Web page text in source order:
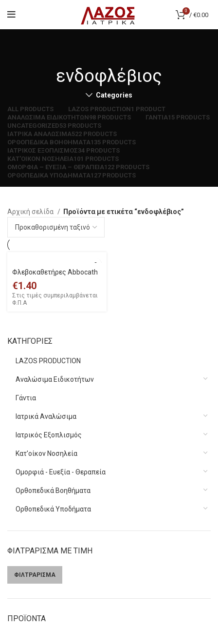
0
/ €0.00
ενδοφλέβιος
Categories
ALL PRODUCTS LAZOS PRODUCTION1 PRODUCT
ΑΝΑΛΩΣΙΜΑ ΕΙΔΙΚΟΤΗΤΩΝ98 PRODUCTS ΓΑΝΤΙΑ15 PRODUCTS
UNCATEGORIZED53 PRODUCTS
ΙΑΤΡΙΚΑ ΑΝΑΛΩΣΙΜΑ522 PRODUCTS
ΟΡΘΟΠΕΔΙΚΑ ΒΟΗΘΗΜΑΤΑ135 PRODUCTS
ΙΑΤΡΙΚΟΣ ΕΞΟΠΛΙΣΜΟΣ34 PRODUCTS
ΚΑΤ'ΟΙΚΟΝ ΝΟΣΗΛΕΙΑ101 PRODUCTS
ΟΜΟΡΦΙΑ – ΕΥΕΞΙΑ – ΘΕΡΑΠΕΙΑ122 PRODUCTS
ΟΡΘΟΠΕΔΙΚΑ ΥΠΟΔΗΜΑΤΑ127 PRODUCTS
ΚΑΤΗΓΟΡΙΕΣ
LAZOS PRODUCTION
Αναλώσιμα Ειδικοτήτων
Γάντια
Ιατρικά Αναλώσιμα
Ιατρικός Εξοπλισμός
Κατ'οίκον Νοσηλεία
Ομορφιά - Ευεξία - Θεραπεία
Ορθοπεδικά Βοηθήματα
Ορθοπεδικά Υποδήματα
ΦΙΛΤΡΑΡΙΣΜΑ ΜΕ ΤΙΜΗ
Ελάχιστη
Μέγιστη
ΦΙΛΤΡΑΡΙΣΜΑ
ΠΡΟΪΟΝΤΑ
Αρχική σελίδα Προϊόντα με ετικέτα “ενδοφλέβιος”
Φλεβοκαθετήρες Abbocath
€1.40
Στις τιμές συμπεριλαμβάνεται
Φ.Π.Α